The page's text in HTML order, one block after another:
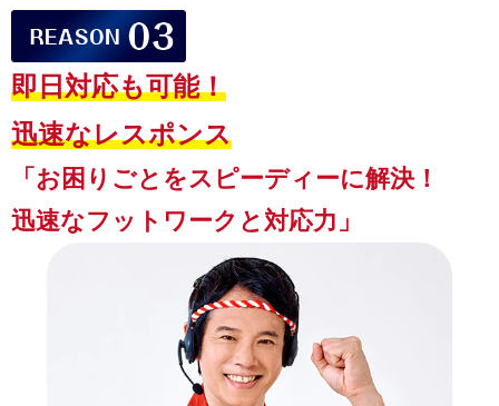
即日対応も可能！
迅速なレスポンス
「お困りごとをスピーディーに解決！
迅速なフットワークと対応力」